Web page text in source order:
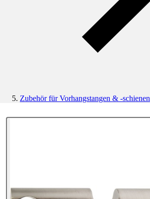
Zubehör für Vorhangstangen & -schienen